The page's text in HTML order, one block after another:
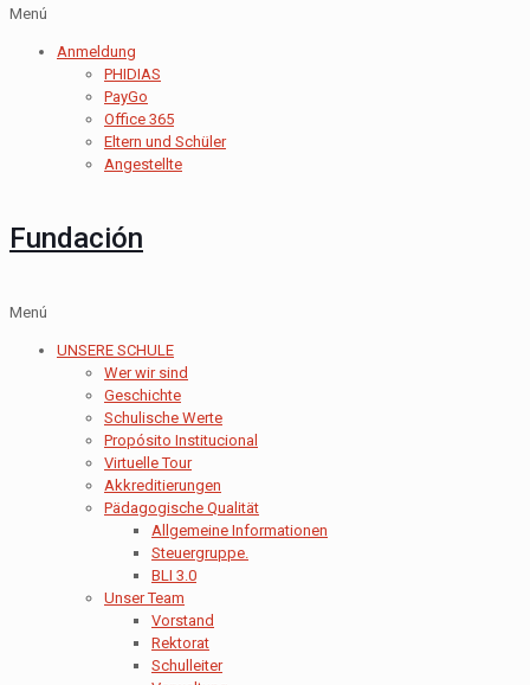
Menú
Anmeldung
PHIDIAS
PayGo
Office 365
Eltern und Schüler
Angestellte
Fundación
Menú
UNSERE SCHULE
Wer wir sind
Geschichte
Schulische Werte
Propósito Institucional
Virtuelle Tour
Akkreditierungen
Pädagogische Qualität
Allgemeine Informationen
Steuergruppe.
BLI 3.0
Unser Team
Vorstand
Rektorat
Schulleiter